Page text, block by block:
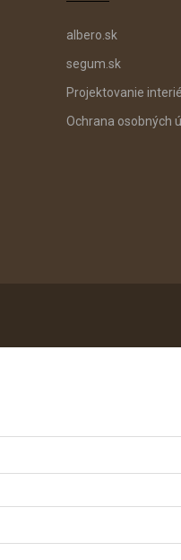
albero.sk
segum.sk
Projektovanie
Ochrana osobných